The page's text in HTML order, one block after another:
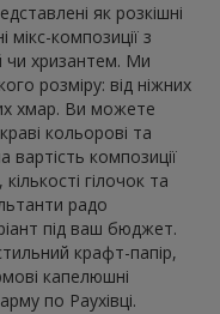
як розкішні
мікс-композиції з
чи хризантем. Ми
розміру: від ніжних
хмар. Ви можете
кольорові та
вартість композиції
гілочок та
радо
під ваш бюджет.
крафт-папір,
капелюшні
по Раухівці.